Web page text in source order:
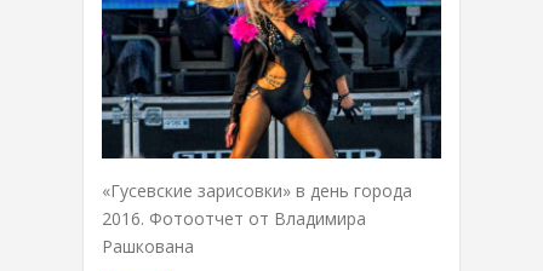
«Гусевские зарисовки» в день города
2016. Фотоотчет от Владимира
Рашкована